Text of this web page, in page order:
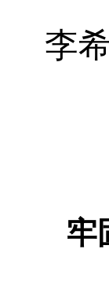
李
牢